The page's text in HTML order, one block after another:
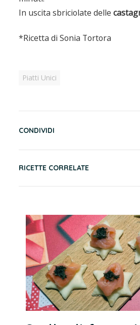
In uscita sbriciolate delle
*Ricetta di Sonia Tortora
Piatti Unici
CONDIVIDI
RICETTE CORRELATE